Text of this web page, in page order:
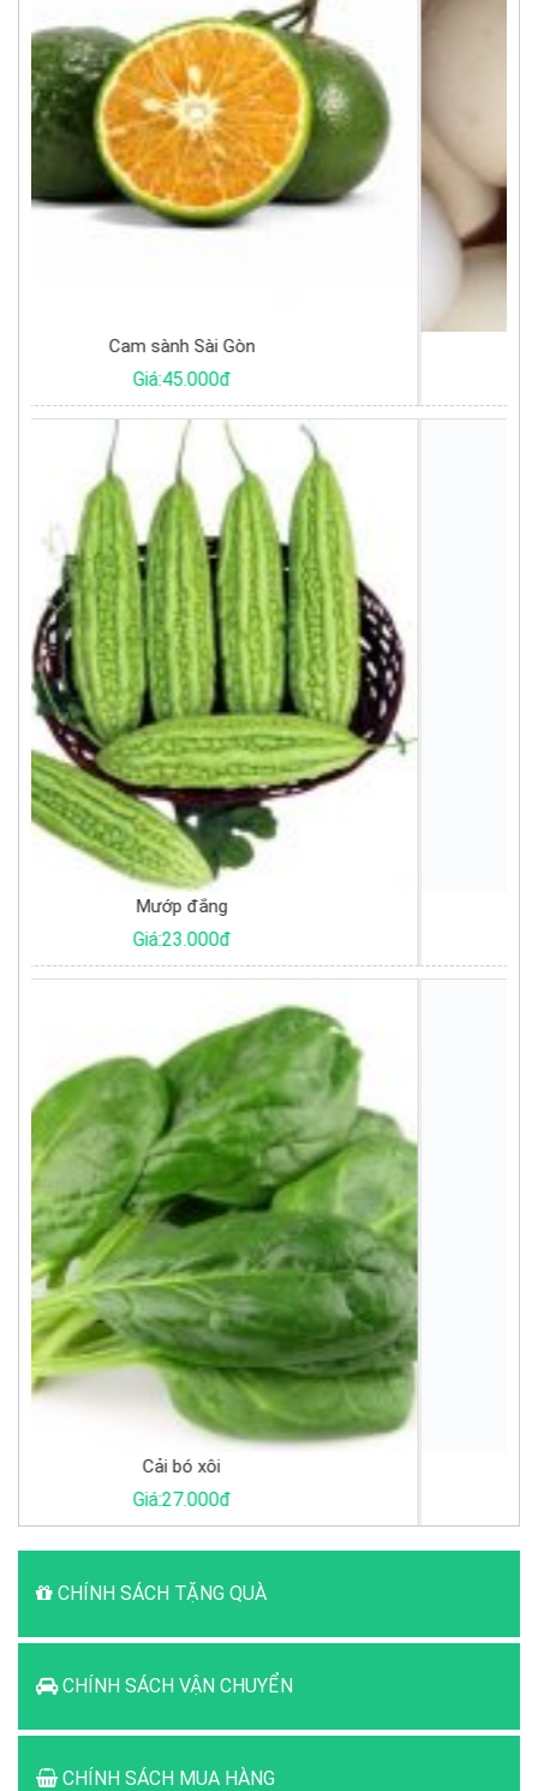
CHÍNH SÁCH TẶNG QUÀ
CHÍNH SÁCH VẬN CHUYỂN
CHÍNH SÁCH MUA HÀNG